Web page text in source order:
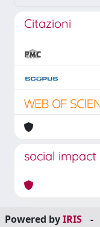
Citazioni
social impact
Powered byIRIS -